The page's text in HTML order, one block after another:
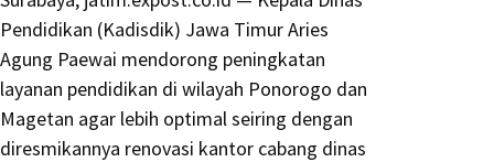
Pendidikan (Kadisdik) Jawa Timur Aries
Agung Paewai mendorong peningkatan
layanan pendidikan di wilayah Ponorogo dan
Magetan agar lebih optimal seiring dengan
diresmikannya renovasi kantor cabang dinas